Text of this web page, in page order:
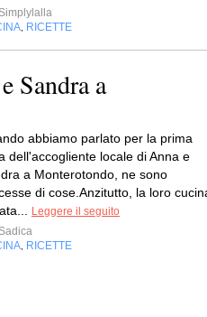
Simplylalla
RICETTE
Sandra a
abbiamo parlato per la prima
dell'accogliente locale di Anna e
a Monterotondo, ne sono
di cose.Anzitutto, la loro
Leggere il seguito
Sadica
RICETTE